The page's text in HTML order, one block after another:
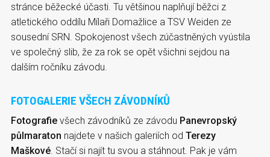
stránce běžecké účasti. Tu většinou naplňují běžci z
atletického oddílu Mílaři Domažlice a TSV Weiden ze
sousední SRN. Spokojenost všech zúčastněných vyústila
ve společný slib, že za rok se opět všichni sejdou na
dalším ročníku závodu.
FOTOGALERIE VŠECH ZÁVODNÍKŮ
Fotografie všech závodníků ze závodu Panevropský
půlmaraton najdete v našich galeriích od Terezy
Maškové . Stačí si najít tu svou a stáhnout. Pak je vám